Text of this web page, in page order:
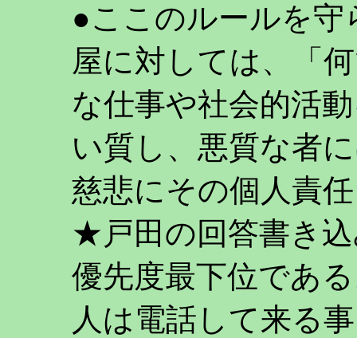
●ここのルールを守
屋に対しては、「
な仕事や社会的活
い質し、悪質な者
慈悲にその個人責
★戸田の回答書き
優先度最下位であ
人は電話して来る